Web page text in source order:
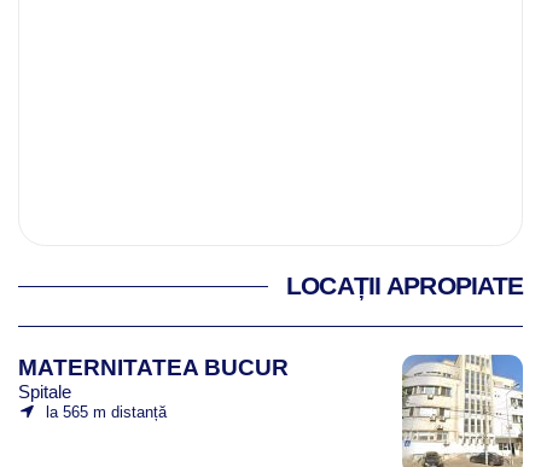
LOCAȚII APROPIATE
MATERNITATEA BUCUR
Spitale
la 565 m distanță